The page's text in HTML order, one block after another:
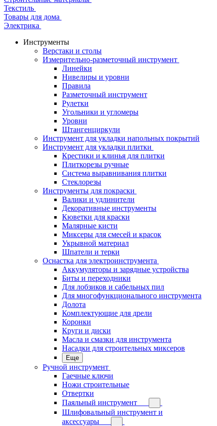
Текстиль
Товары для дома
Электрика
Инструменты
Верстаки и столы
Измерительно-разметочный инструмент
Линейки
Нивелиры и уровни
Правила
Разметочный инструмент
Рулетки
Угольники и угломеры
Уровни
Штангенциркули
Инструмент для укладки напольных покрытий
Инструмент для укладки плитки
Крестики и клинья для плитки
Плиткорезы ручные
Система выравнивания плитки
Стеклорезы
Инструменты для покраски
Валики и удлинители
Декоративные инструменты
Кюветки для краски
Малярные кисти
Миксеры для смесей и красок
Укрывной материал
Шпатели и терки
Оснастка для электроинструмента
Аккумуляторы и зарядные устройства
Биты и переходники
Для лобзиков и сабельных пил
Для многофункционального инструмента
Долота
Комплектующие для дрели
Коронки
Круги и диски
Масла и смазки для инструмента
Насадки для строительных миксеров
Еще
Ручной инструмент
Гаечные ключи
Ножи строительные
Отвертки
Паяльный инструмент
Шлифовальный инструмент и
аксессуары